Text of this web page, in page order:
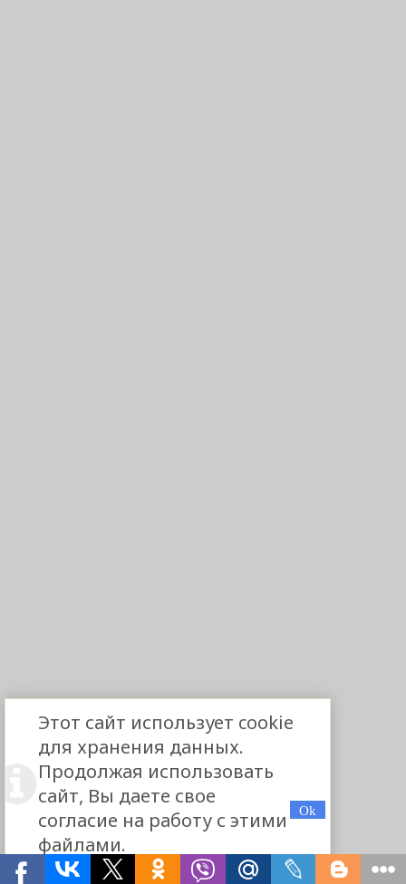
Этот сайт использует cookie
для хранения данных.
Продолжая использовать
сайт, Вы даете свое
согласие на работу с этими
файлами.